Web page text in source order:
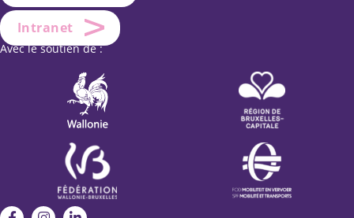
Intranet
Avec le soutien de :